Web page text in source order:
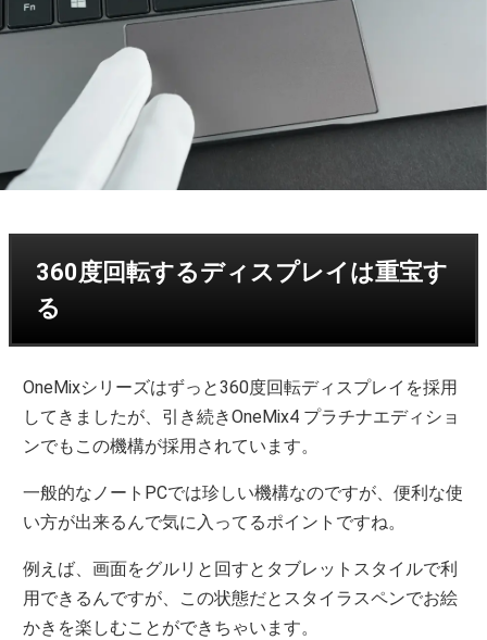
360度回転するディスプレイは重宝す
る
OneMixシリーズはずっと360度回転ディスプレイを採用
してきましたが、引き続きOneMix4 プラチナエディショ
ンでもこの機構が採用されています。
一般的なノートPCでは珍しい機構なのですが、便利な使
い方が出来るんで気に入ってるポイントですね。
例えば、画面をグルリと回すとタブレットスタイルで利
用できるんですが、この状態だとスタイラスペンでお絵
かきを楽しむことができちゃいます。